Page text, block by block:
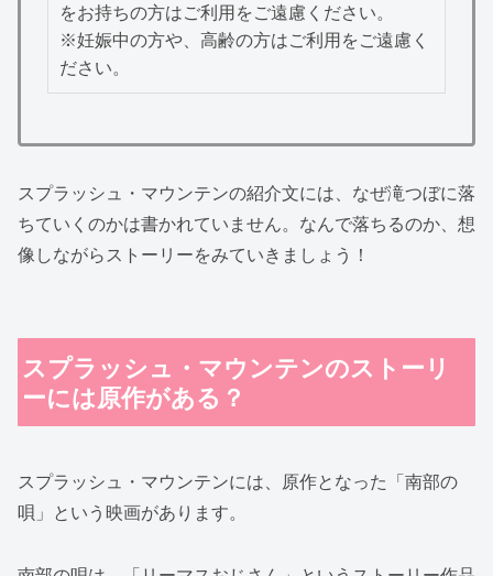
をお持ちの方はご利用をご遠慮ください。
※妊娠中の方や、高齢の方はご利用をご遠慮く
ださい。
スプラッシュ・マウンテンの紹介文には、なぜ滝つぼに落
ちていくのかは書かれていません。なんで落ちるのか、想
像しながらストーリーをみていきましょう！
スプラッシュ・マウンテンのストーリ
ーには原作がある？
スプラッシュ・マウンテンには、原作となった「南部の
唄」という映画があります。